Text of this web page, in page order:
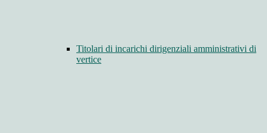
Titolari di incarichi dirigenziali amministrativi di
vertice